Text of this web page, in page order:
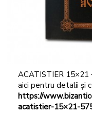
ACATISTIER
aici pentru detalii și
https://
acatistier-15×21-